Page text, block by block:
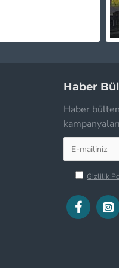
Haber
Haber
Gizlilik